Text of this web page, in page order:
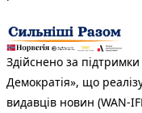
Здійснено за
Демократія», що
видавців новин (WAN-